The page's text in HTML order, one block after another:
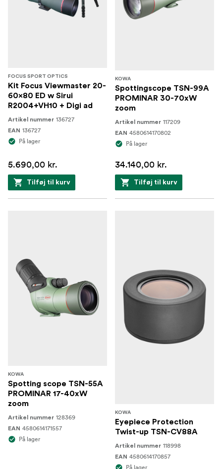
FOCUS SPORT OPTICS
Kit Focus Viewmaster 20-
60x80 ED w Sirui
R2004+VH10 + Digi ad
Artikel nummer 136727
EAN 136727
På lager
5.690,00 kr.
Tilføj til kurv
KOWA
Spottingscope TSN-99A
PROMINAR 30-70xW
zoom
Artikel nummer 117209
EAN 4580614170802
På lager
34.140,00 kr.
Tilføj til kurv
KOWA
Spotting scope TSN-55A
PROMINAR 17-40xW
zoom
Artikel nummer 128369
EAN 4580614171557
På lager
KOWA
Eyepiece Protection
Twist-up TSN-CV88A
Artikel nummer 118998
EAN 4580614170857
På lager